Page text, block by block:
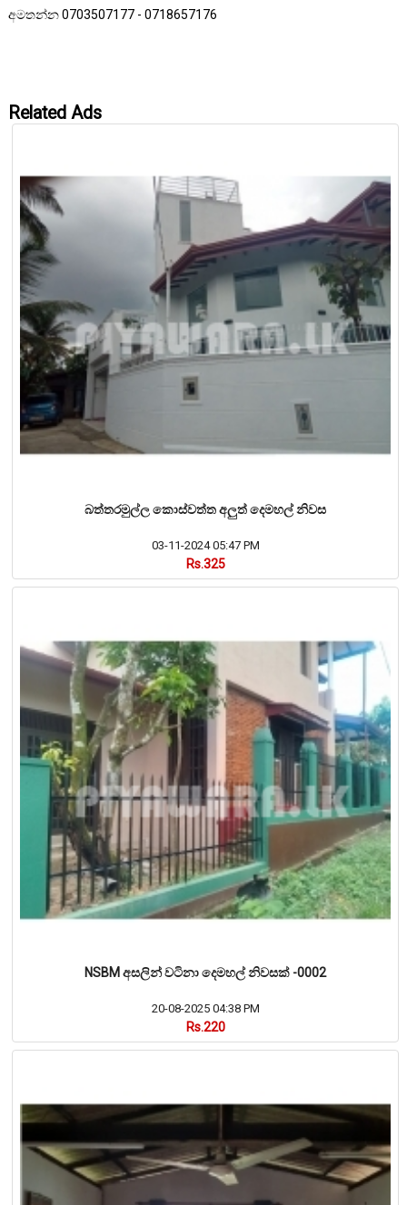
අමතන්න 0703507177 - 0718657176
Related Ads
බත්තරමුල්ල කොස්වත්ත අලුත් දෙමහල් නිවස
03-11-2024 05:47 PM
Rs.325
NSBM අසලින් වටිනා දෙමහල් නිවසක් -0002
20-08-2025 04:38 PM
Rs.220